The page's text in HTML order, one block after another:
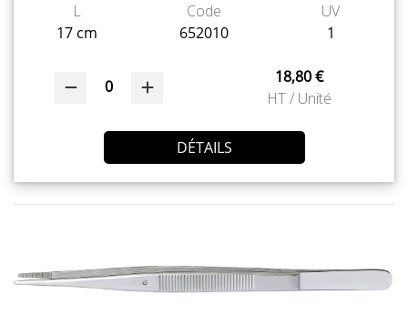
L
17 cm
Code
652010
UV
1
0
18,80 €
HT / Unité
DÉTAILS